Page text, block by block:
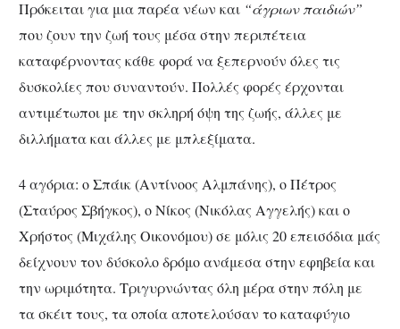
Πρόκειται για μια παρέα νέων και “άγριων παιδιών”
που ζουν την ζωή τους μέσα στην περιπέτεια
καταφέρνοντας κάθε φορά να ξεπερνούν όλες τις
δυσκολίες που συναντούν. Πολλές φορές έρχονται
αντιμέτωποι με την σκληρή όψη της ζωής, άλλες με
διλλήματα και άλλες με μπλεξίματα.
4 αγόρια: ο Σπάικ (Αντίνοος Αλμπάνης), ο Πέτρος
(Σταύρος Σβήγκος), ο Νίκος (Νικόλας Αγγελής) και ο
Χρήστος (Μιχάλης Οικονόμου) σε μόλις 20 επεισόδια μάς
δείχνουν τον δύσκολο δρόμο ανάμεσα στην εφηβεία και
την ωριμότητα. Τριγυρνώντας όλη μέρα στην πόλη με
τα σκέιτ τους, τα οποία αποτελούσαν το καταφύγιο